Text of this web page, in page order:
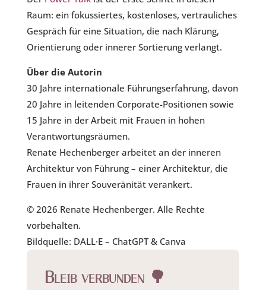
Raum: ein fokussiertes, kostenloses, vertrauliches
Gespräch für eine Situation, die nach Klärung,
Orientierung oder innerer Sortierung verlangt.
Über die Autorin
30 Jahre internationale Führungserfahrung, davon
20 Jahre in leitenden Corporate-Positionen sowie
15 Jahre in der Arbeit mit Frauen in hohen
Verantwortungsräumen.
Renate Hechenberger arbeitet an der inneren
Architektur von Führung – einer Architektur, die
Frauen in ihrer Souveränität verankert.
© 2026 Renate Hechenberger. Alle Rechte
vorbehalten.
Bildquelle: DALL·E – ChatGPT & Canva
Bleib verbunden 🌳